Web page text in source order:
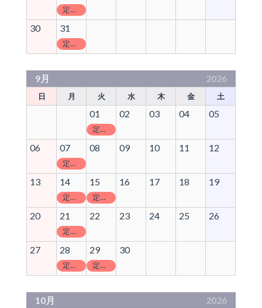
定休日
30 31
定休日
9月 2026
日 月 火 水 木 金 土
01
定休日
02 03 04 05
06 07
定休日
08 09 10 11 12
13 14
定休日
15
定休日
16 17 18 19
20 21
定休日
22 23 24 25 26
27 28
定休日
29
定休日
30
10月 2026